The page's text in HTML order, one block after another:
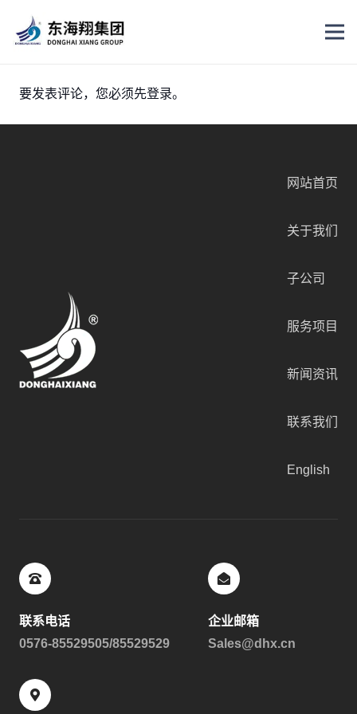
要发表评论，您必须先登录。
网站首页
关于我们
子公司
服务项目
新闻资讯
联系我们
English
联系电话
0576-85529505/85529529
企业邮箱
Sales@dhx.cn